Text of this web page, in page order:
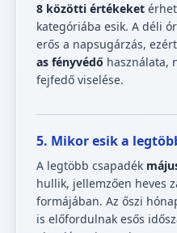
8 közötti értékeket
kategóriába esik. A déli
erős a napsugárzás,
as fényvédő használata,
fejfedő viselése.
5. Mikor esik a
A legtöbb csapadék
hullik, jellemzően heves
formájában. Az őszi
is előfordulnak esős